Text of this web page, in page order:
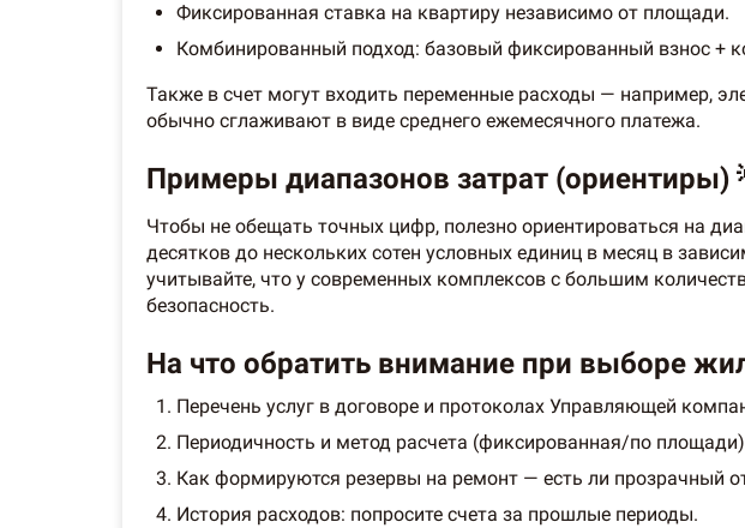
Фиксированная ставка на квартиру независимо от площади.
Комбинированный подход: базовый фиксированный взнос +
Также в счет могут входить переменные расходы — например,
обычно сглаживают в виде среднего ежемесячного платежа.
Примеры диапазонов затрат (ориентиры)
Чтобы не обещать точных цифр, полезно ориентироваться на
десятков до нескольких сотен условных единиц в месяц в
учитывайте, что у современных комплексов с большим
безопасность.
На что обратить внимание при выборе
Перечень услуг в договоре и протоколах Управляющей
Периодичность и метод расчета (фиксированная/по
Как формируются резервы на ремонт — есть ли прозрачный
История расходов: попросите счета за прошлые периоды.